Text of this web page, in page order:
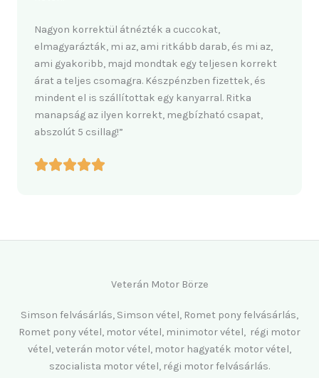
Nagyon korrektül átnézték a cuccokat,
elmagyarázták, mi az, ami ritkább darab, és mi az,
ami gyakoribb, majd mondtak egy teljesen korrekt
árat a teljes csomagra. Készpénzben fizettek, és
mindent el is szállítottak egy kanyarral. Ritka
manapság az ilyen korrekt, megbízható csapat,
abszolút 5 csillag!”
Veterán Motor Börze
Simson felvásárlás, Simson vétel, Romet pony felvásárlás,
Romet pony vétel, motor vétel, minimotor vétel, régi motor
vétel, veterán motor vétel, motor hagyaték motor vétel,
szocialista motor vétel, régi motor felvásárlás.